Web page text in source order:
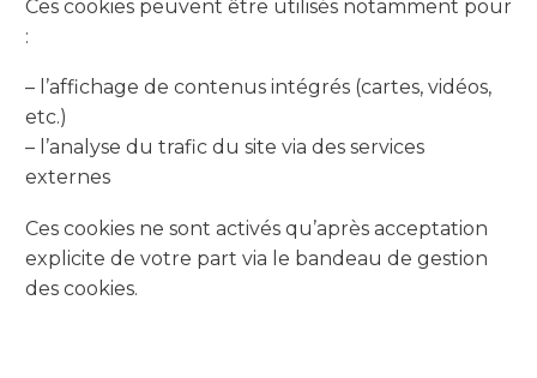
Ces cookies peuvent être utilisés notamment pour
:
– l’affichage de contenus intégrés (cartes, vidéos,
etc.)
– l’analyse du trafic du site via des services
externes
Ces cookies ne sont activés qu’après acceptation
explicite de votre part via le bandeau de gestion
des cookies.